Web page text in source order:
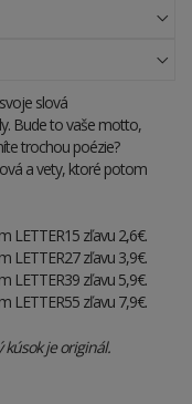
slová
Bude to vaše motto,
trochou poézie?
a vety, ktoré potom
LETTER15 zľavu 2,6€.
LETTER27 zľavu 3,9€.
LETTER39 zľavu 5,9€.
LETTER55 zľavu 7,9€.
je originál.